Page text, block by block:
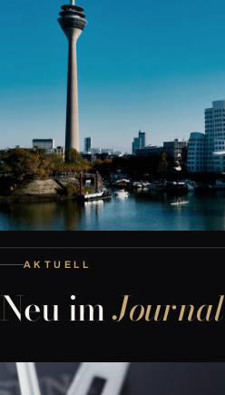
AKTUELL
Neu imJournal